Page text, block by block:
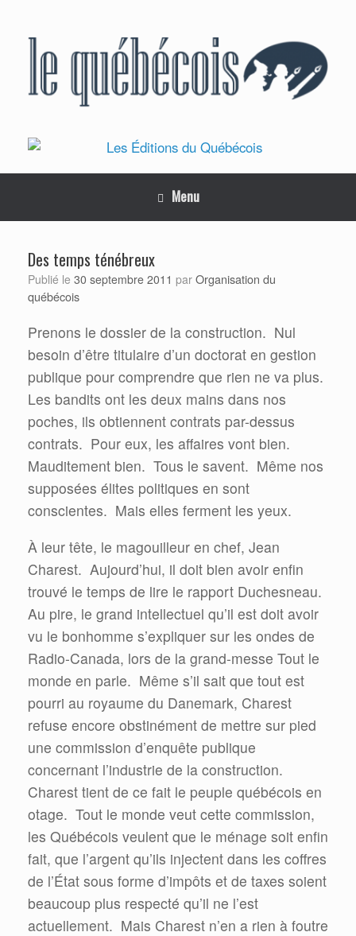
Menu
Des temps ténébreux
Publié le 30 septembre 2011 par Organisation du
québécois
Prenons le dossier de la construction. Nul
besoin d’être titulaire d’un doctorat en gestion
publique pour comprendre que rien ne va plus.
Les bandits ont les deux mains dans nos
poches, ils obtiennent contrats par-dessus
contrats. Pour eux, les affaires vont bien.
Mauditement bien. Tous le savent. Même nos
supposées élites politiques en sont
conscientes. Mais elles ferment les yeux.
À leur tête, le magouilleur en chef, Jean
Charest. Aujourd’hui, il doit bien avoir enfin
trouvé le temps de lire le rapport Duchesneau.
Au pire, le grand intellectuel qu’il est doit avoir
vu le bonhomme s’expliquer sur les ondes de
Radio-Canada, lors de la grand-messe Tout le
monde en parle. Même s’il sait que tout est
pourri au royaume du Danemark, Charest
refuse encore obstinément de mettre sur pied
une commission d’enquête publique
concernant l’industrie de la construction.
Charest tient de ce fait le peuple québécois en
otage. Tout le monde veut cette commission,
les Québécois veulent que le ménage soit enfin
fait, que l’argent qu’ils injectent dans les coffres
de l’État sous forme d’impôts et de taxes soient
beaucoup plus respecté qu’il ne l’est
actuellement. Mais Charest n’en a rien à foutre